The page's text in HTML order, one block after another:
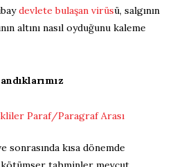
devlete bulaşan virüsü, salgının
altını nasıl oyduğunu kaleme
sonrasında kısa dönemde